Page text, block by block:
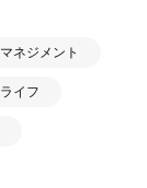
マネジメント
ライフ